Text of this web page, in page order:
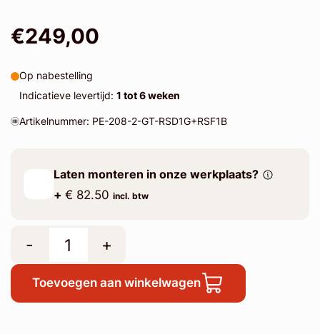
€249,00
Op nabestelling
Indicatieve levertijd: 1 tot 6 weken
Artikelnummer: PE-208-2-GT-RSD1G+RSF1B
Laten monteren in onze werkplaats?
+ € 82.50 incl. btw
- +
Toevoegen aan winkelwagen